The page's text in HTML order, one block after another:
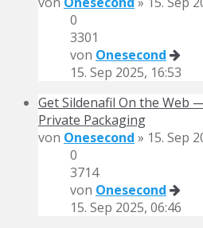
0
3301
von Onesecond
15. Sep 2025, 16:53
Get Sildenafil On the Web
Private Packaging
von Onesecond » 15. Sep
0
3714
von Onesecond
15. Sep 2025, 06:46